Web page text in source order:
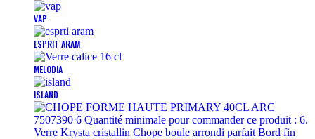
VAP
ESPRIT ARAM
MELODIA
ISLAND